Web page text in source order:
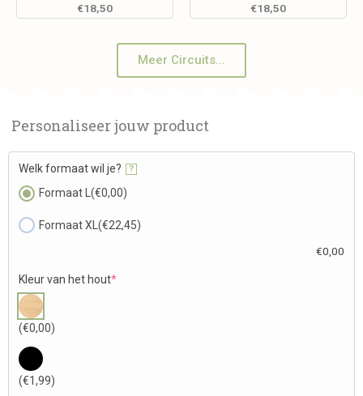
€18,50 €18,50
Meer Circuits...
Personaliseer jouw product
Welk formaat wil je? ?
Formaat L(€0,00)
Formaat XL (€22,45)
€0,00
Kleur van het hout*
(€0,00)
(€1,99)